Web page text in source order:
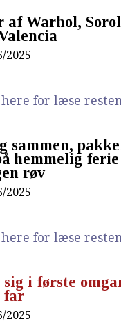
Warhol,
2025
for læse
sammen,
hemmelig ferie
røv
2025
for læse
i første
far
2025